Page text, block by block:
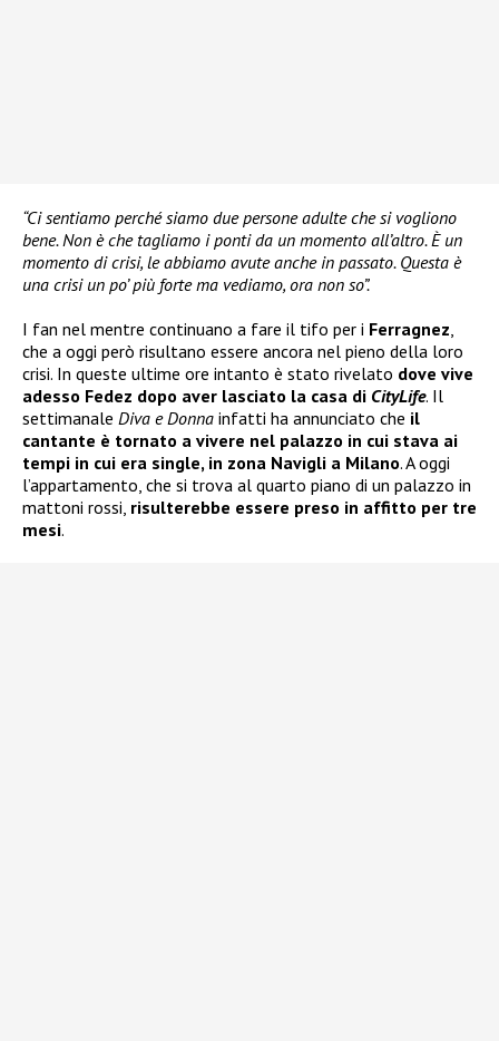
“Ci sentiamo perché siamo due persone adulte che si vogliono
bene. Non è che tagliamo i ponti da un momento all’altro. È un
momento di crisi, le abbiamo avute anche in passato. Questa è
una crisi un po’ più forte ma vediamo, ora non so”.
I fan nel mentre continuano a fare il tifo per i Ferragnez,
che a oggi però risultano essere ancora nel pieno della loro
crisi. In queste ultime ore intanto è stato rivelato dove vive
adesso Fedez dopo aver lasciato la casa di CityLife. Il
settimanale Diva e Donna infatti ha annunciato che il
cantante è tornato a vivere nel palazzo in cui stava ai
tempi in cui era single, in zona Navigli a Milano. A oggi
l’appartamento, che si trova al quarto piano di un palazzo in
mattoni rossi, risulterebbe essere preso in affitto per tre
mesi.